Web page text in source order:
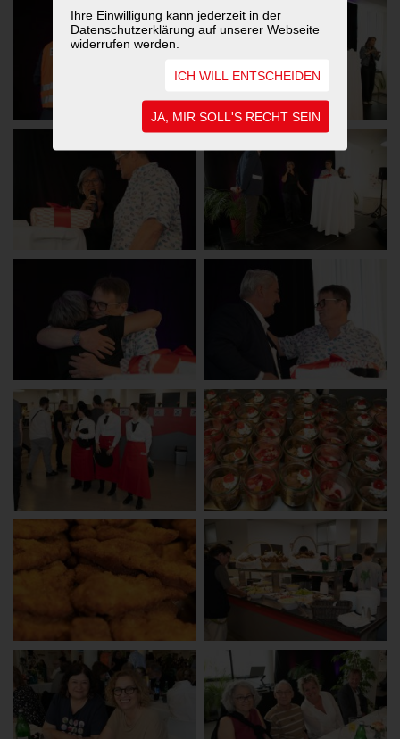
Ihre Einwilligung kann jederzeit in der
Datenschutzerklärung auf unserer Webseite
widerrufen werden.
ICH WILL ENTSCHEIDEN
JA, MIR SOLL'S RECHT SEIN